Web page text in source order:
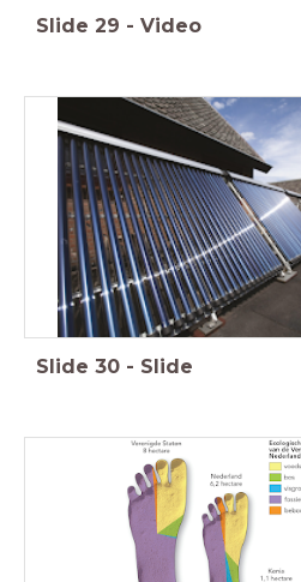
Slide 29 - Video
Slide 30 - Slide